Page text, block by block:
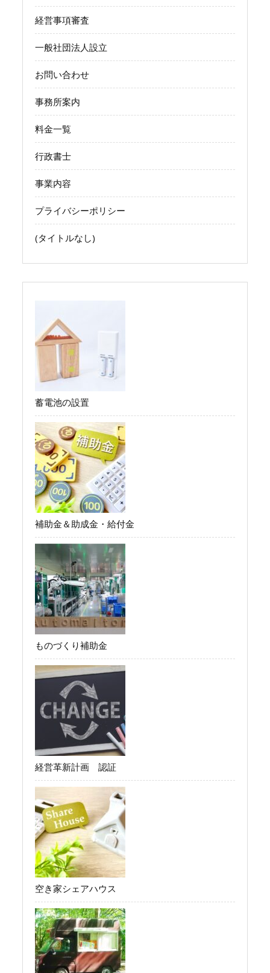
経営事項審査
一般社団法人設立
お問い合わせ
事務所案内
料金一覧
行政書士
事業内容
プライバシーポリシー
(タイトルなし)
蓄電池の設置
補助金＆助成金・給付金
ものづくり補助金
経営革新計画 認証
空き家シェアハウス